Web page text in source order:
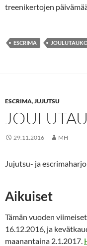
treenikertojen
ESCRIMA
ESCRIMA,JUJUTSU
29.11.2016 MH
Jujutsu- ja
Aikuiset
Tämän vuoden
16.12.2016, ja
maanantaina 2.1.2017.